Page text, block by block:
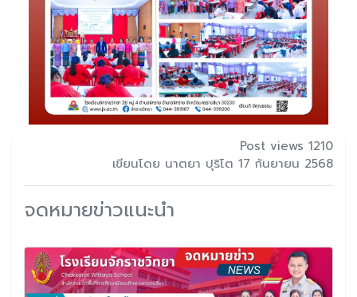
Post views 1210
เขียนโดย นาตยา ปุริโต 17 กันยายน 2568
จดหมายข่าวแนะนำ